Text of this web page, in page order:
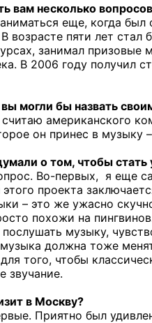
вам несколько
еще, когда
возрасте пяти лет
занимал
В 2006 году получил
вы могли бы назвать
американского
он принес в
о том, чтобы
Во-первых, я еще
проекта
– это же ужасно
похожи на
музыку,
должна тоже
того, чтобы
звучание.
в Москву?
Приятно был